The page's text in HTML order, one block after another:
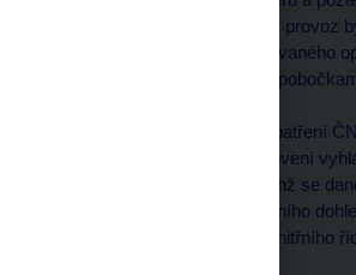
května 2000 a jeho ostrý provoz
informací podle novelizovaného
registr úvěrů bankami a
Doplňkem vyhlášek a opatření
výklad některých ustanovení
předpisů v oblastech, jichž se
sdělení z oblasti bankovního
požadavků na ověření vnitřního